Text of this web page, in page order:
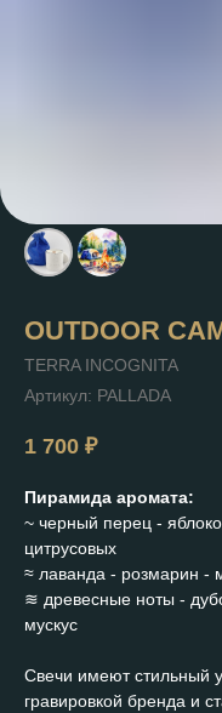
OUTDOOR
TERRA INCOGNITA
Артикул: PALLADA
1 700 ₽
Пирамида аромата:
~ черный перец -
цитрусовых
≈ лаванда - розмарин -
≋ древесные ноты -
мускус
Свечи имеют стильный
гравировкой бренда и